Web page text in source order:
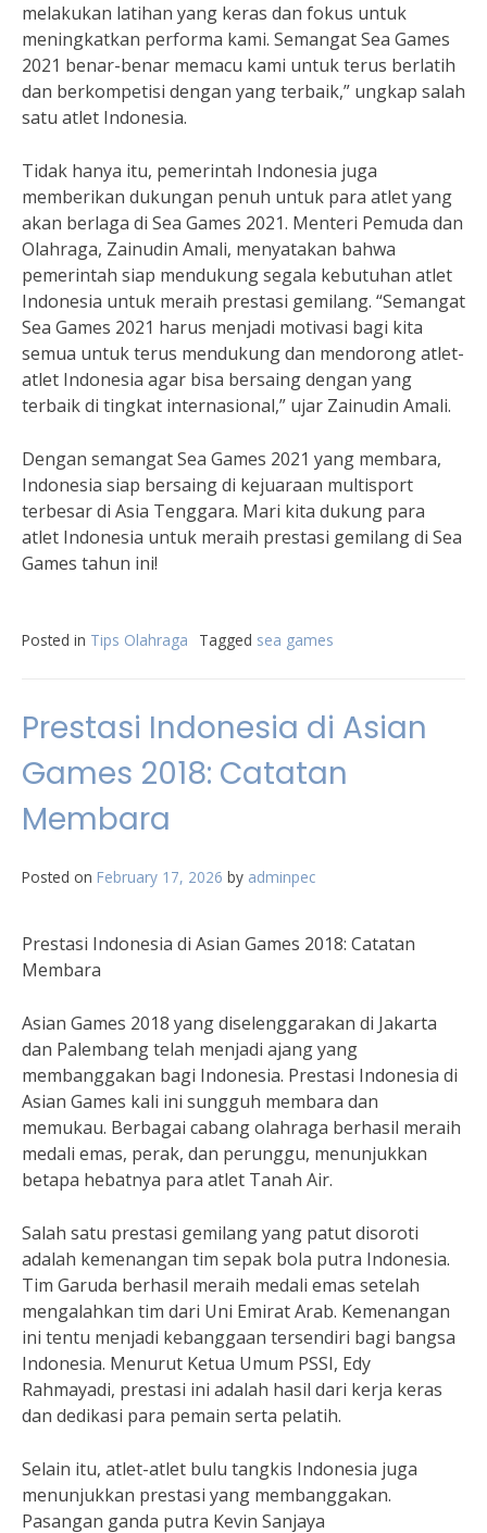
melakukan latihan yang keras dan fokus untuk
meningkatkan performa kami. Semangat Sea Games
2021 benar-benar memacu kami untuk terus berlatih
dan berkompetisi dengan yang terbaik,” ungkap salah
satu atlet Indonesia.
Tidak hanya itu, pemerintah Indonesia juga
memberikan dukungan penuh untuk para atlet yang
akan berlaga di Sea Games 2021. Menteri Pemuda dan
Olahraga, Zainudin Amali, menyatakan bahwa
pemerintah siap mendukung segala kebutuhan atlet
Indonesia untuk meraih prestasi gemilang. “Semangat
Sea Games 2021 harus menjadi motivasi bagi kita
semua untuk terus mendukung dan mendorong atlet-
atlet Indonesia agar bisa bersaing dengan yang
terbaik di tingkat internasional,” ujar Zainudin Amali.
Dengan semangat Sea Games 2021 yang membara,
Indonesia siap bersaing di kejuaraan multisport
terbesar di Asia Tenggara. Mari kita dukung para
atlet Indonesia untuk meraih prestasi gemilang di Sea
Games tahun ini!
Posted in Tips Olahraga Tagged sea games
Prestasi Indonesia di Asian
Games 2018: Catatan
Membara
Posted on February 17, 2026 by adminpec
Prestasi Indonesia di Asian Games 2018: Catatan
Membara
Asian Games 2018 yang diselenggarakan di Jakarta
dan Palembang telah menjadi ajang yang
membanggakan bagi Indonesia. Prestasi Indonesia di
Asian Games kali ini sungguh membara dan
memukau. Berbagai cabang olahraga berhasil meraih
medali emas, perak, dan perunggu, menunjukkan
betapa hebatnya para atlet Tanah Air.
Salah satu prestasi gemilang yang patut disoroti
adalah kemenangan tim sepak bola putra Indonesia.
Tim Garuda berhasil meraih medali emas setelah
mengalahkan tim dari Uni Emirat Arab. Kemenangan
ini tentu menjadi kebanggaan tersendiri bagi bangsa
Indonesia. Menurut Ketua Umum PSSI, Edy
Rahmayadi, prestasi ini adalah hasil dari kerja keras
dan dedikasi para pemain serta pelatih.
Selain itu, atlet-atlet bulu tangkis Indonesia juga
menunjukkan prestasi yang membanggakan.
Pasangan ganda putra Kevin Sanjaya